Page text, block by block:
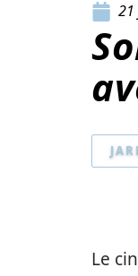
21
Le